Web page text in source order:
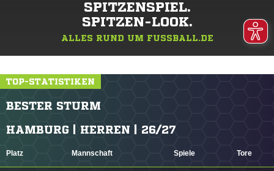
SPITZENSPIEL.
SPITZEN-LOOK.
ALLES RUND UM FUSSBALL.DE
TOP-STATISTIKEN
BESTER STURM
HAMBURG | HERREN | 26/27
Platz Mannschaft Spiele Tore